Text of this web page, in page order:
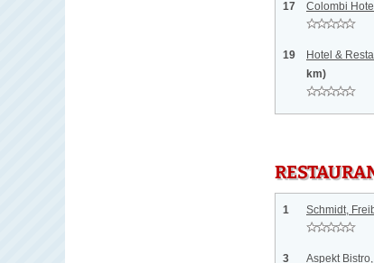
17 Colombi
19 Hotel &
km)
1 Schmidt,
3 Aspekt